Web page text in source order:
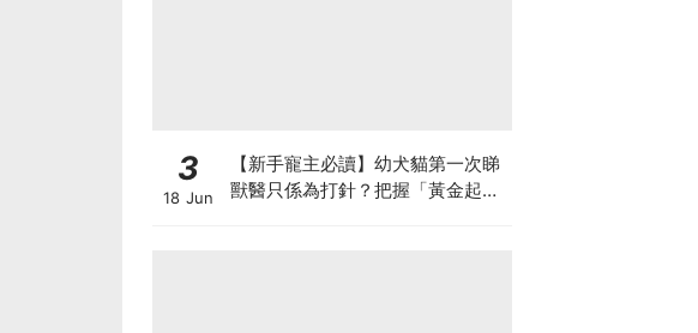
3
18 Jun
【新手寵主必讀】幼犬貓第一次睇
獸醫只係為打針？把握「黃金起跑